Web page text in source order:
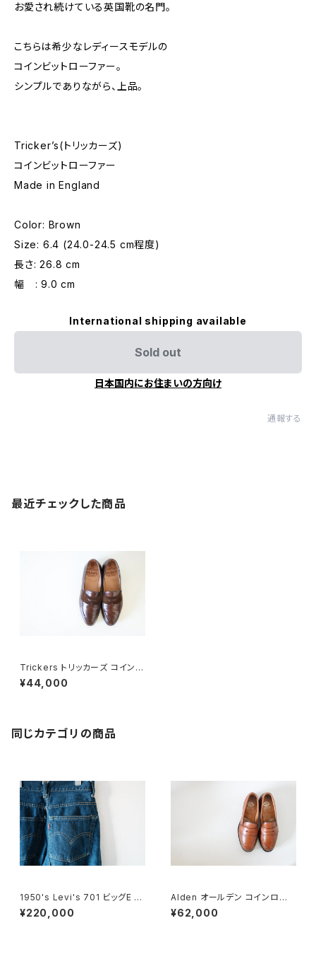
お愛され続けている英国靴の名門。
こちらは希少なレディースモデルの
コインビットローファー。
シンプルでありながら、上品。
Tricker’s(トリッカーズ)
コインビットローファー
Made in England
Color: Brown
Size: 6.4 (24.0-24.5 cm程度)
長さ: 26.8 cm
幅 : 9.0 cm
International shipping available
Sold out
日本国内にお住まいの方向け
通報する
最近チェックした商品
Trickers トリッカーズ コインビ
ットローファー
¥44,000
同じカテゴリの商品
1950's Levi's 701 ビッグE 2
4×30
¥220,000
Alden オールデン コインローフ
ァー #985 6E 旧ロゴ
¥62,000